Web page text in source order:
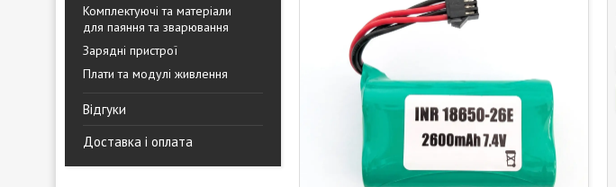
Комплектуючі та матеріали
для паяння та зварювання
Зарядні пристрої
Плати та модулі живлення
Відгуки
Доставка і оплата